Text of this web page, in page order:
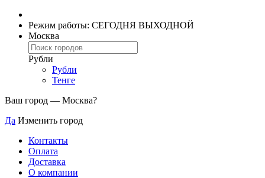
Режим работы: СЕГОДНЯ ВЫХОДНОЙ
Москва
Рубли
Рубли
Тенге
Ваш город — Москва?
Да Изменить город
Контакты
Оплата
Доставка
О компании